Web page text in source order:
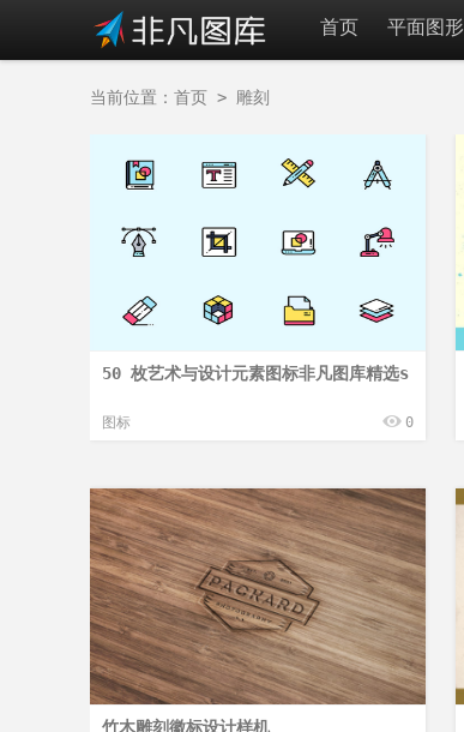
首页 平面图形
当前位置： 首页> 雕刻
50 枚艺术与设计元素图标非凡图库精选s
图标 0
竹木雕刻徽标设计样机